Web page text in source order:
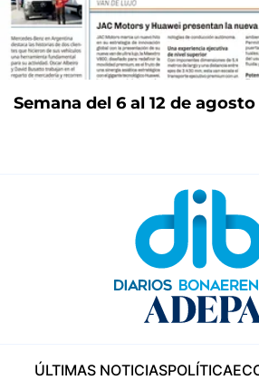
Semana del 6 al 12 de
ÚLTIMAS NOTICIASPOLÍTICA